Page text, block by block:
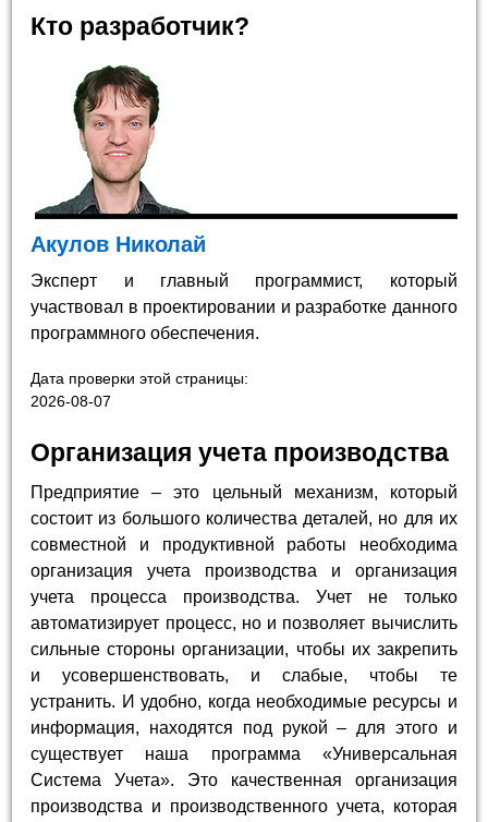
Кто разработчик?
Акулов Николай
Эксперт и главный программист, который
участвовал в проектировании и разработке данного
программного обеспечения.
Дата проверки этой страницы:
2026-08-07
Организация учета производства
Предприятие – это цельный механизм, который
состоит из большого количества деталей, но для их
совместной и продуктивной работы необходима
организация учета производства и организация
учета процесса производства. Учет не только
автоматизирует процесс, но и позволяет вычислить
сильные стороны организации, чтобы их закрепить
и усовершенствовать, и слабые, чтобы те
устранить. И удобно, когда необходимые ресурсы и
информация, находятся под рукой – для этого и
существует наша программа «Универсальная
Система Учета». Это качественная организация
производства и производственного учета, которая